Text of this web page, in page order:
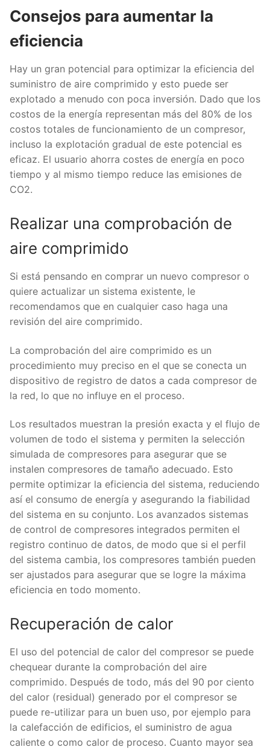
Consejos para aumentar la
eficiencia
Hay un gran potencial para optimizar la eficiencia del
suministro de aire comprimido y esto puede ser
explotado a menudo con poca inversión. Dado que los
costos de la energía representan más del 80% de los
costos totales de funcionamiento de un compresor,
incluso la explotación gradual de este potencial es
eficaz. El usuario ahorra costes de energía en poco
tiempo y al mismo tiempo reduce las emisiones de
CO2.
Realizar una comprobación de
aire comprimido
Si está pensando en comprar un nuevo compresor o
quiere actualizar un sistema existente, le
recomendamos que en cualquier caso haga una
revisión del aire comprimido.
La comprobación del aire comprimido es un
procedimiento muy preciso en el que se conecta un
dispositivo de registro de datos a cada compresor de
la red, lo que no influye en el proceso.
Los resultados muestran la presión exacta y el flujo de
volumen de todo el sistema y permiten la selección
simulada de compresores para asegurar que se
instalen compresores de tamaño adecuado. Esto
permite optimizar la eficiencia del sistema, reduciendo
así el consumo de energía y asegurando la fiabilidad
del sistema en su conjunto. Los avanzados sistemas
de control de compresores integrados permiten el
registro continuo de datos, de modo que si el perfil
del sistema cambia, los compresores también pueden
ser ajustados para asegurar que se logre la máxima
eficiencia en todo momento.
Recuperación de calor
El uso del potencial de calor del compresor se puede
chequear durante la comprobación del aire
comprimido. Después de todo, más del 90 por ciento
del calor (residual) generado por el compresor se
puede re-utilizar para un buen uso, por ejemplo para
la calefacción de edificios, el suministro de agua
caliente o como calor de proceso. Cuanto mayor sea